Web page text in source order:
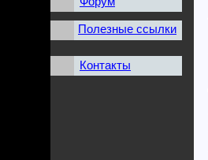
Полезные ссылки
Контакты